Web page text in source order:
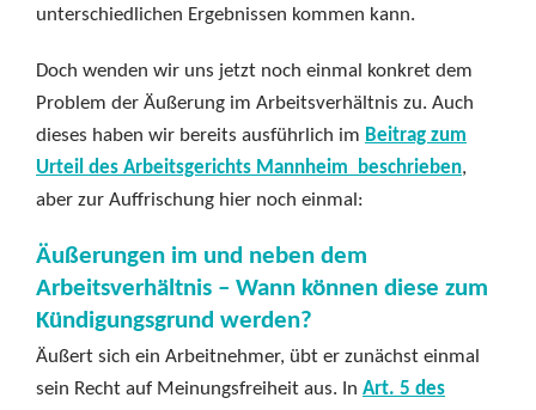
unterschiedlichen Ergebnissen kommen kann.
Doch wenden wir uns jetzt noch einmal konkret dem
Problem der Äußerung im Arbeitsverhältnis zu. Auch
dieses haben wir bereits ausführlich im Beitrag zum
Urteil des Arbeitsgerichts Mannheim beschrieben,
aber zur Auffrischung hier noch einmal:
Äußerungen im und neben dem
Arbeitsverhältnis – Wann können diese zum
Kündigungsgrund werden?
Äußert sich ein Arbeitnehmer, übt er zunächst einmal
sein Recht auf Meinungsfreiheit aus. In Art. 5 des